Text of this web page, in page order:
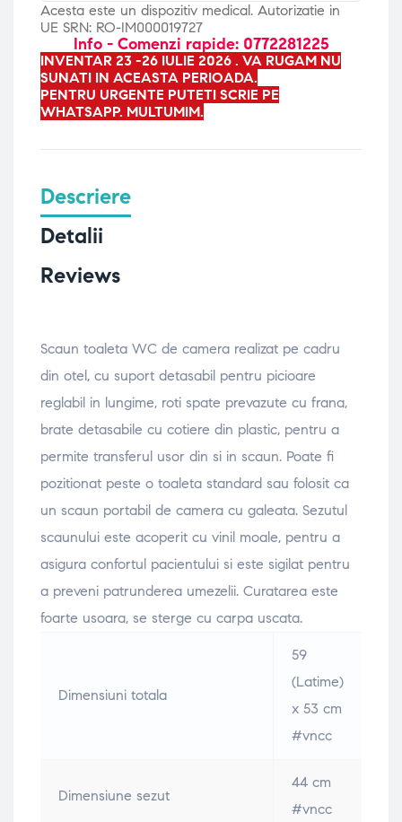
Acesta este un dispozitiv medical. Autorizatie in
UE SRN: RO-IM000019727
Info - Comenzi rapide: 0772281225
INVENTAR 23 -26 IULIE 2026 . VA RUGAM NU
SUNATI IN ACEASTA PERIOADA.
PENTRU URGENTE PUTETI SCRIE PE
WHATSAPP. MULTUMIM.
Descriere
Detalii
Reviews
Scaun toaleta WC de camera realizat pe cadru
din otel, cu suport detasabil pentru picioare
reglabil in lungime, roti spate prevazute cu frana,
brate detasabile cu cotiere din plastic, pentru a
permite transferul usor din si in scaun. Poate fi
pozitionat peste o toaleta standard sau folosit ca
un scaun portabil de camera cu galeata. Sezutul
scaunului este acoperit cu vinil moale, pentru a
asigura confortul pacientului si este sigilat pentru
a preveni patrunderea umezelii. Curatarea este
foarte usoara, se sterge cu carpa uscata.
Dimensiuni totala
59
(Latime)
x 53 cm
#vncc
Dimensiune sezut
44 cm
#vncc